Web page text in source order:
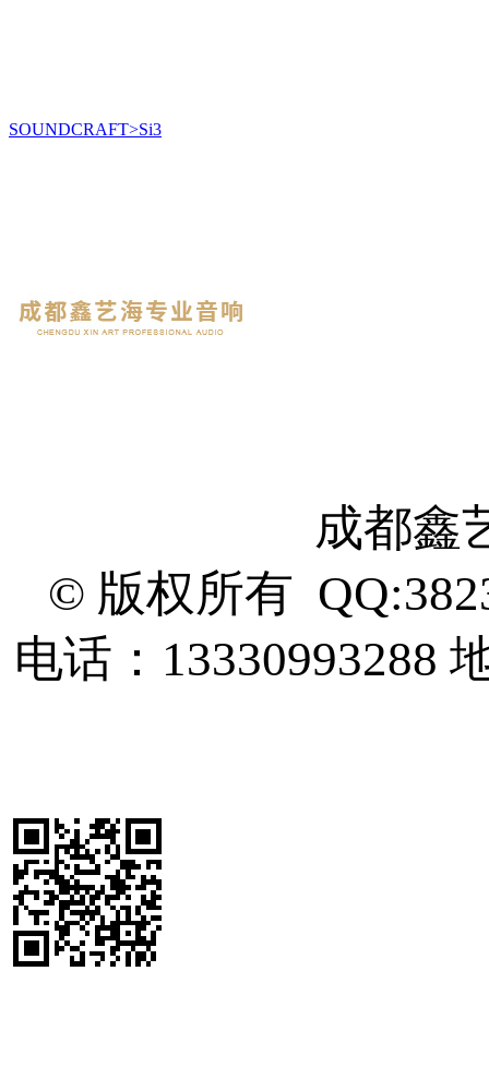
SOUNDCRAFT>Si3
成都鑫
© 版权所有
电话：13330993288